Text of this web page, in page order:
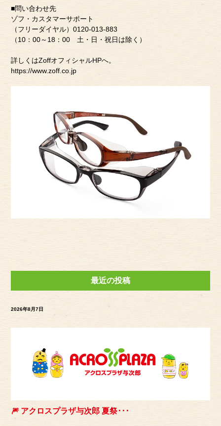
■問い合わせ先
ゾフ・カスタマーサポート
（フリーダイヤル）0120-013-883
（10：00～18：00 土・日・祝日は除く）
詳しくはZoffオフィシャルHPへ。
https://www.zoff.co.jp
最近の投稿
2026年8月7日
🎆 アクロスプラザ与次郎 夏祭･･･